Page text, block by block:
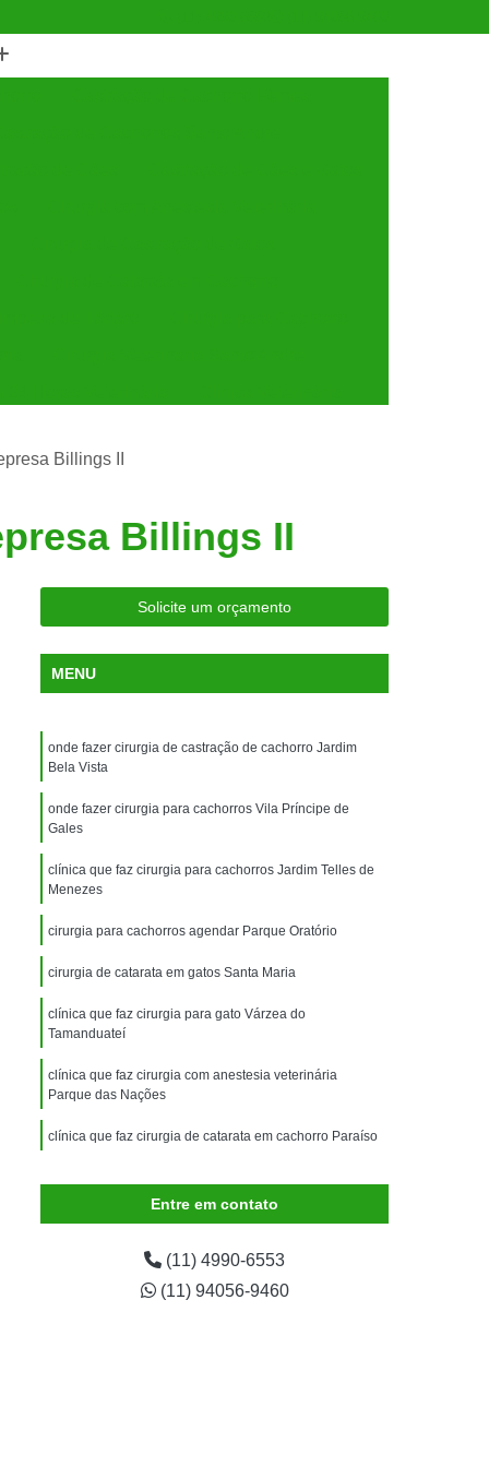
Gatos
Clínica Veterinária Mais Próxima
Clínica Veterinária São Caetano
para Silvestres
para Animais Silvestres
Consulta para Animais Silvestres
Santo André
Consulta para Animal Silvestre
Veterinária para Animais Silvestres
Exame de Eletrocardiograma Veterinário
Exame de Imagem para Animais
Exame de Radiologia para Animais
Exame de Sangue para Animais
Exame para Animais São Caetano
Animal
para Cachorro
Internação para Gatos
Uti Veterinária
Internação Veterinária São Caetano
Limpeza de Tártaro para Cães
São Caetano
em Cachorro
Billings II
Billings II
Solicite um orçamento
MENU
onde fazer cirurgia de castração de cachorro Jardim
Bela Vista
onde fazer cirurgia para cachorros Vila Príncipe de
Gales
clínica que faz cirurgia para cachorros Jardim Telles de
Menezes
cirurgia para cachorros agendar Parque Oratório
cirurgia de catarata em gatos Santa Maria
clínica que faz cirurgia para gato Várzea do
Tamanduateí
clínica que faz cirurgia com anestesia veterinária
Parque das Nações
clínica que faz cirurgia de catarata em cachorro Paraíso
Entre em contato
(11) 4990-6553
(11) 94056-9460